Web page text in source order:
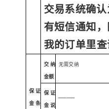
交易系统确认
有短信通知，
我的订单里
保证
金条
交纳
金额
无需交纳
保证
金说
——